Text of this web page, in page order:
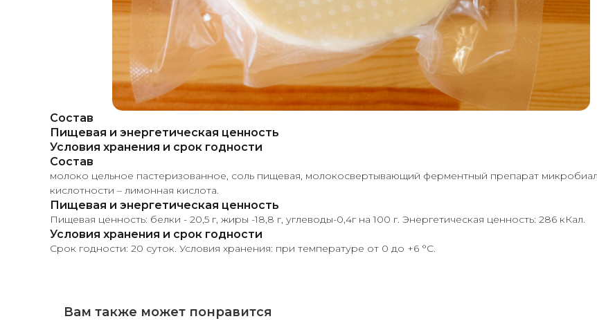
Состав
Пищевая и энергетическая ценность
Условия хранения и срок годности
Состав
молоко цельное пастеризованное, соль пищевая, молокосвертывающий ферментный препарат
кислотности – лимонная кислота.
Пищевая и энергетическая ценность
Пищевая ценность: белки - 20,5 г, жиры -18,8 г, углеводы-0,4г на 100 г. Энергетическая ценность: 286 кКал.
Условия хранения и срок годности
Срок годности: 20 суток. Условия хранения: при температуре от 0 до +6 °С.
Вам также может понравится